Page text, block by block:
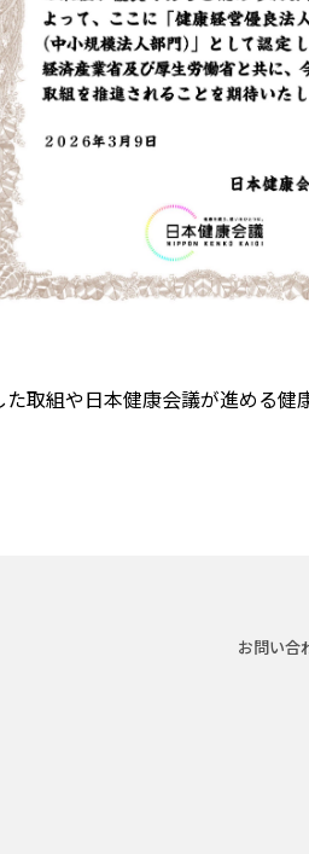
取組や日本健康会議が進める
お問い合